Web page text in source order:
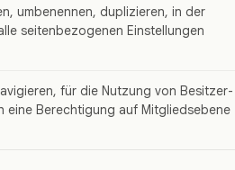
umbenennen, duplizieren, in der
seitenbezogenen Einstellungen
für die Nutzung von Besitzer-
eine Berechtigung auf Mitgliedsebene